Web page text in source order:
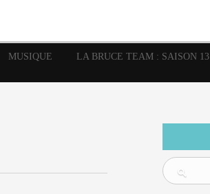
MUSIQUE LA BRUCE TEAM : SAISON 13
Mangas Marvel Mattie boy Musique
Panini Présence
Punisher Rock Semic Special Guest Spidey Superman